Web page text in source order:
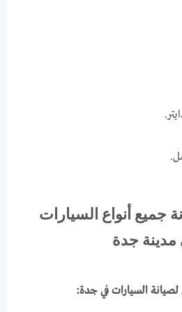
جميع أنواع السيارات
جدة
لصيانة السيارات في جدة: